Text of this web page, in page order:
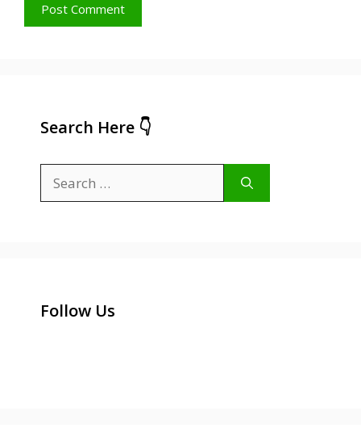
Search Here 👇
Search
for:
Follow Us